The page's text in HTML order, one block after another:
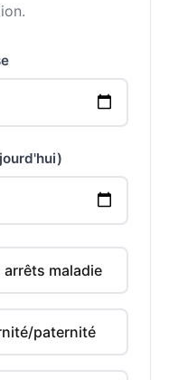
maladie
paternité